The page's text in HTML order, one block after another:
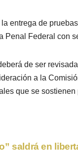
entrega de
Penal Federal con
de ser
a la
que se
saldrá en